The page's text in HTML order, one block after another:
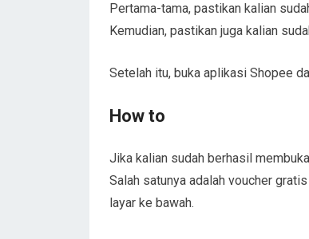
Pertama-tama, pastikan kalian
Kemudian, pastikan juga kalian
Setelah itu, buka aplikasi Shopee
How to
Jika kalian sudah berhasil
Salah satunya adalah voucher
layar ke bawah.